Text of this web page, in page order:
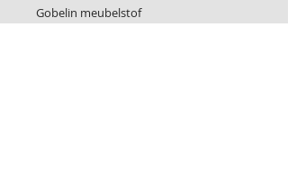
Gobelin meubelstof